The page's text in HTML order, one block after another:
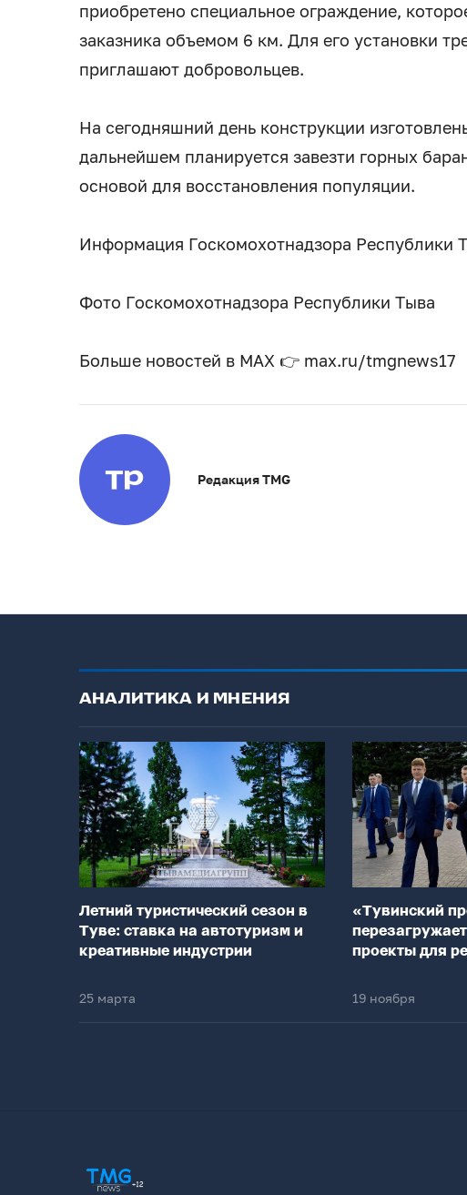
приобретено специальное ограждение,
заказника объемом 6 км. Для его установки
приглашают добровольцев.
На сегодняшний день конструкции
дальнейшем планируется завезти горных
основой для восстановления популяции.
Информация Госкомохотнадзора Республики
Фото Госкомохотнадзора Республики Тыва
Больше новостей в МАХ 👉 max.ru/tmgnews17
Редакция TMG
АНАЛИТИКА И МНЕНИЯ
Летний туристический сезон в
Туве: ставка на автотуризм и
креативные индустрии
25 марта
«Тувинский
проекты для
19 ноября